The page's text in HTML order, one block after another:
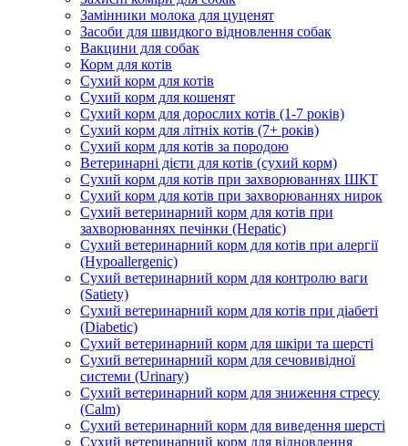
Замінники молока для цуценят
Засоби для швидкого відновлення собак
Вакцини для собак
Корм для котів
Сухий корм для котів
Сухий корм для кошенят
Сухий корм для дорослих котів (1-7 років)
Сухий корм для літніх котів (7+ років)
Сухий корм для котів за породою
Ветеринарні дієти для котів (сухий корм)
Сухий корм для котів при захворюваннях ШКТ
Сухий корм для котів при захворюваннях нирок
Сухий ветеринарний корм для котів при
захворюваннях печінки (Hepatic)
Сухий ветеринарний корм для котів при алергії
(Hypoallergenic)
Сухий ветеринарний корм для контролю ваги
(Satiety)
Сухий ветеринарний корм для котів при діабеті
(Diabetic)
Сухий ветеринарний корм для шкіри та шерсті
Сухий ветеринарний корм для сечовивідної
системи (Urinary)
Сухий ветеринарний корм для зниження стресу
(Calm)
Сухий ветеринарний корм для виведення шерсті
Сухий ветеринарний корм для відновлення